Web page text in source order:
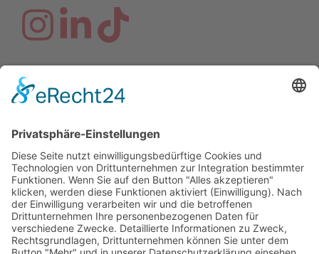
Copyright © 2026 Montagsfreude
Dein Wunschthema für den
Montagskick.
Name
E-Mail